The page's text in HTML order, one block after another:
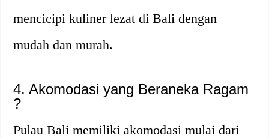
mencicipi kuliner lezat di Bali dengan
mudah dan murah.
4. Akomodasi yang Beraneka Ragam
?
Pulau Bali memiliki akomodasi mulai dari